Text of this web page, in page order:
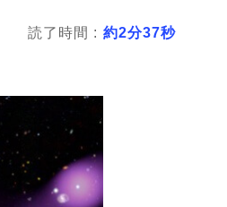
読了時間 : 約2分37秒